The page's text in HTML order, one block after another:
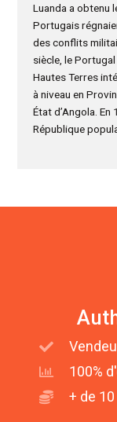
Luanda a obtenu
Portugais
des conflits
siècle, le
Hautes Terres
à niveau en
État d’Angola.
République
100%
+ de